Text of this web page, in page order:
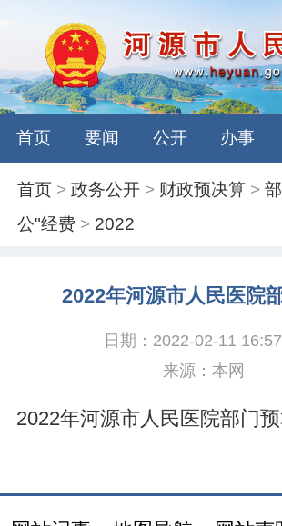
首页 要闻 公开 办事
首页 >政务公开 > 财政预决算 >
公"经费 > 2022
2022年河源市人民医院
日期：2022-02-11
来源：本网
2022年河源市人民医院部门